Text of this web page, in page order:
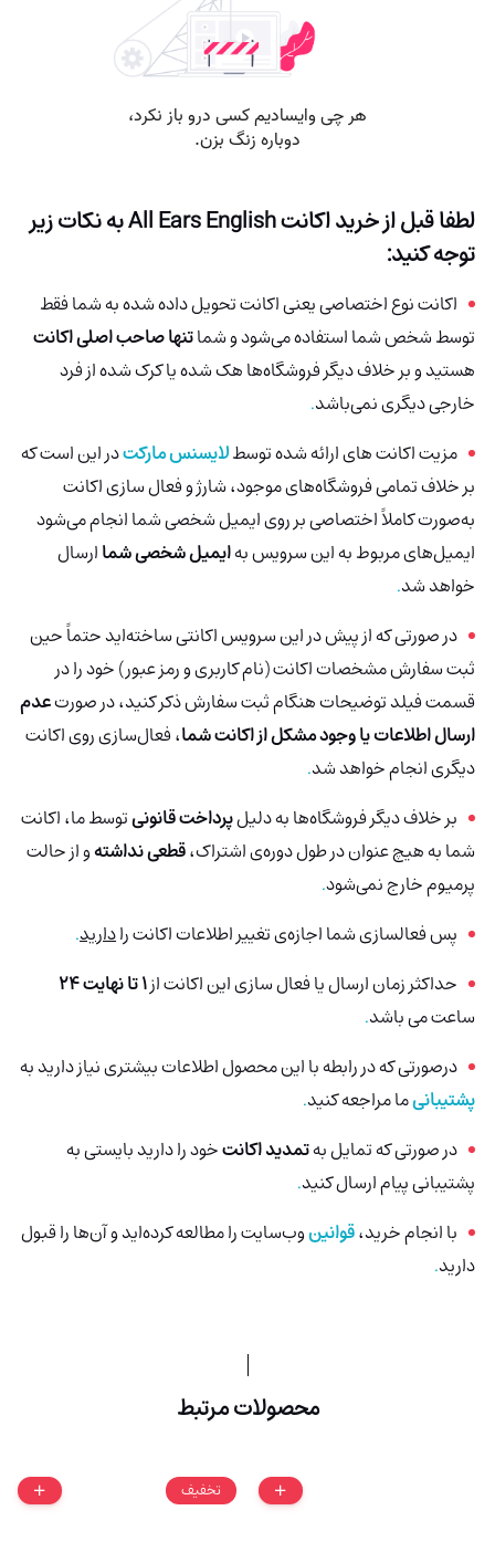
لطفا قبل از خرید اکانتAll Ears Englishبه نکات زیر
توجه کنید:
اکانت نوع اختصاصی یعنی اکانت تحویل داده شده به شما فقط
توسط شخص شما استفاده می‌شود و شماتنها صاحب اصلی اکانت
هستید و بر خلاف دیگر فروشگاه‌ها هک شدهیا کرک شده از فرد
خارجی دیگری نمی‌باشد.
مزیت اکانت های ارائه شده توسطلایسنس مارکتدر این است که
بر خلاف تمامی فروشگاه‌های موجود، شارژ و فعال سازی اکانت
به‌صورت کاملاً اختصاصی بر روی ایمیل شخصی شما انجام می‌شود
ایمیل‌های مربوط به این سرویس بهایمیل شخصی شماارسال
خواهد شد.
در صورتی که از پیش در این سرویس اکانتی ساخته‌اید حتماً حین
ثبت سفارش مشخصات اکانت (نام کاربری و رمز عبور) خود را در
قسمت فیلد توضیحات هنگام ثبت سفارش ذکر کنید، در صورتعدم
ارسال اطلاعات یا وجود مشکل از اکانت شما، فعال‌سازی روی اکانت
دیگری انجام خواهد شد.
بر خلاف دیگر فروشگاه‌ها به دلیلپرداخت قانونیتوسط ما، اکانت
شما به هیچ عنوان در طول دوره‌ی اشتراک،قطعی نداشتهو از حالت
پرمیوم خارج نمی‌شود.
پس فعالسازی شما اجازه‌ی تغییر اطلاعات اکانت رادارید.
حداکثر زمان ارسال یا فعال سازی این اکانت از1 تا نهایت 24
ساعت می باشد.
درصورتی‌ که در رابطه با این محصول اطلاعات بیشتری نیاز دارید به
پشتیبانیما مراجعه کنید.
در صورتی که تمایل بهتمدید اکانتخود را دارید بایستی به
پشتیبانی پیام ارسال کنید.
با انجام خرید،قوانینوب‌سایت را مطالعه کرده‌اید و آن‌ها را قبول
دارید.
محصولات مرتبط
تخفیف